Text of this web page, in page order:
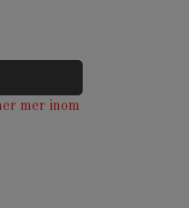
mer inom